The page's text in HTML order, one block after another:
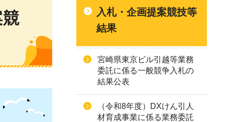
入札・企画提案競技等
結果
宮崎県東京ビル引越等業務
委託に係る一般競争入札の
結果公表
（令和8年度）DXけん引人
材育成事業に係る業務委託